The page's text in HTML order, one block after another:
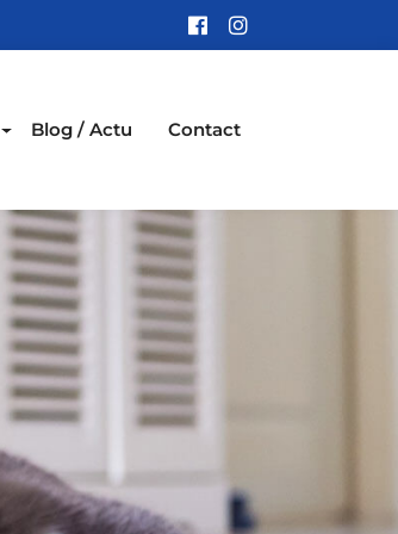
Blog / Actu Contact